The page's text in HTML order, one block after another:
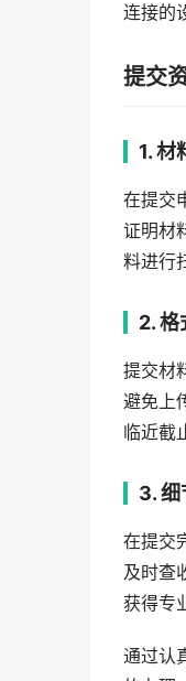
连接的
提交
1. 材
在提交
证明材
料进行
2. 格
提交材
避免上
临近截
3. 细
在提交
及时查
获得专
通过认